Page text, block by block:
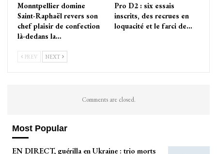
Monntpellier domine
Saint-Raphaël revers son
chef plaisir de confection
là-dedans la…
Pro D2 : six essais
inscrits, des recrues en
loquacité et le farci de…
PREV NEXT
Comments are closed.
Most Popular
EN DIRECT, guérilla en Ukraine : trio morts